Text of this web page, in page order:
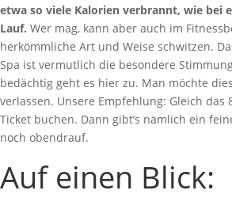
etwa so viele Kalorien verbrannt, wie bei
Lauf. Wer mag, kann aber auch im
herkömmliche Art und Weise schwitzen.
Spa ist vermutlich die besondere
bedächtig geht es hier zu. Man möchte
verlassen. Unsere Empfehlung: Gleich das
Ticket buchen. Dann gibt’s nämlich ein
noch obendrauf.
Auf einen Blick: